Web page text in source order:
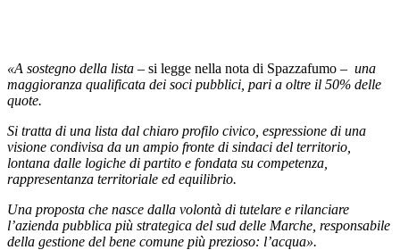
«A sostegno della lista – si legge nella nota di Spazzafumo – una
maggioranza qualificata dei soci pubblici, pari a oltre il 50% delle
quote.
Si tratta di una lista dal chiaro profilo civico, espressione di una
visione condivisa da un ampio fronte di sindaci del territorio,
lontana dalle logiche di partito e fondata su competenza,
rappresentanza territoriale ed equilibrio.
Una proposta che nasce dalla volontà di tutelare e rilanciare
l’azienda pubblica più strategica del sud delle Marche, responsabile
della gestione del bene comune più prezioso: l’acqua».